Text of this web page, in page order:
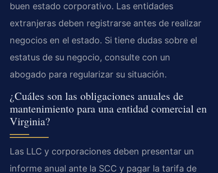
buen estado corporativo. Las entidades
extranjeras deben registrarse antes de realizar
negocios en el estado. Si tiene dudas sobre el
estatus de su negocio, consulte con un
abogado para regularizar su situación.
¿Cuáles son las obligaciones anuales de
mantenimiento para una entidad comercial en
Virginia?
Las LLC y corporaciones deben presentar un
informe anual ante la SCC y pagar la tarifa de